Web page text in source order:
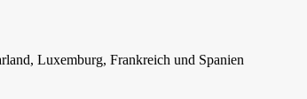
Luxemburg, Frankreich und Spanien